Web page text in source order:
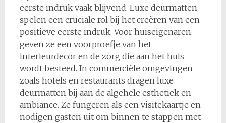
eerste indruk vaak blijvend. Luxe deurmatten
spelen een cruciale rol bij het creëren van een
positieve eerste indruk. Voor huiseigenaren
geven ze een voorproefje van het
interieurdecor en de zorg die aan het huis
wordt besteed. In commerciële omgevingen
zoals hotels en restaurants dragen luxe
deurmatten bij aan de algehele esthetiek en
ambiance. Ze fungeren als een visitekaartje en
nodigen gasten uit om binnen te stappen met